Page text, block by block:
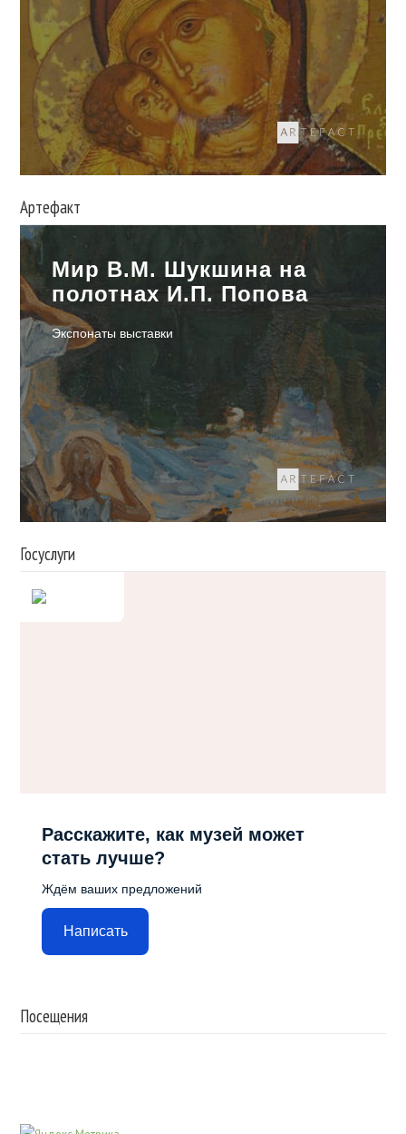
Артефакт
Мир В.М. Шукшина на
полотнах И.П. Попова
Экспонаты выставки
Госуслуги
Расскажите, как музей может
стать лучше?
Ждём ваших предложений
Написать
Посещения